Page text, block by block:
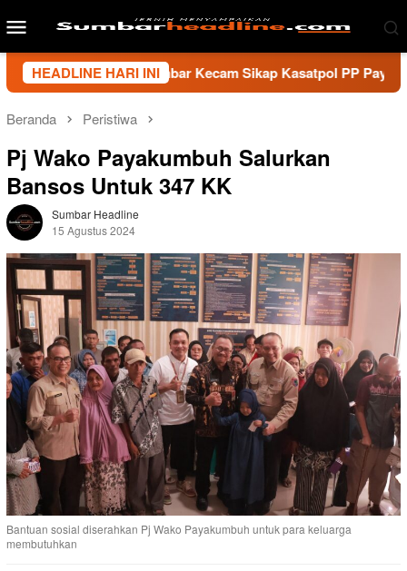
ke
Menu
Mobile
HEADLINE HARI INI
Sumbar Kecam Sikap Kasatpol PP Payakumbuh,
Beranda Peristiwa
Pj Wako Payakumbuh Salurkan
Bansos Untuk 347 KK
Sumbar Headline
15 Agustus 2024
Bantuan sosial diserahkan Pj Wako Payakumbuh untuk para keluarga
membutuhkan